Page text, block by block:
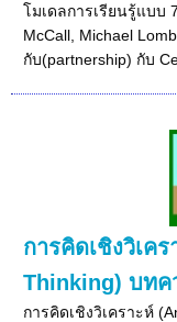
โมเดลการเรียนรู้แบบ
McCall, Michael
กับ(partnership) กับ
การคิดเชิงวิเค
Thinking) บทค
การคิดเชิงวิเคราะห์